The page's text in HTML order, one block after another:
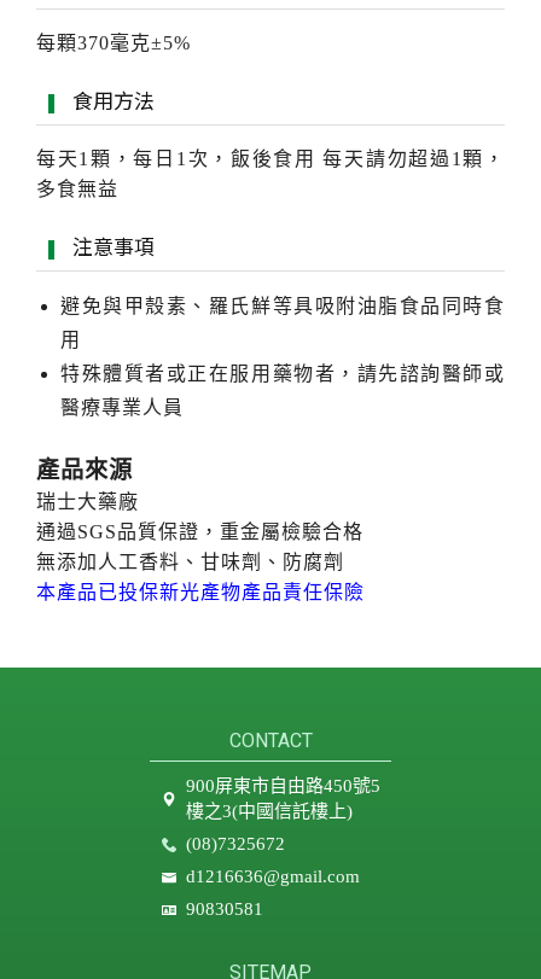
每顆370毫克±5%
食用方法
每天1顆，每日1次，飯後食用 每天請勿超過1顆，
多食無益
注意事項
避免與甲殼素、羅氏鮮等具吸附油脂食品同時食
用
特殊體質者或正在服用藥物者，請先諮詢醫師或
醫療專業人員
產品來源
瑞士大藥廠
通過SGS品質保證，重金屬檢驗合格
無添加人工香料、甘味劑、防腐劑
本產品已投保新光產物產品責任保險
CONTACT
900屏東市自由路450號5
樓之3(中國信託樓上)
(08)7325672
d1216636@gmail.com
90830581
SITEMAP